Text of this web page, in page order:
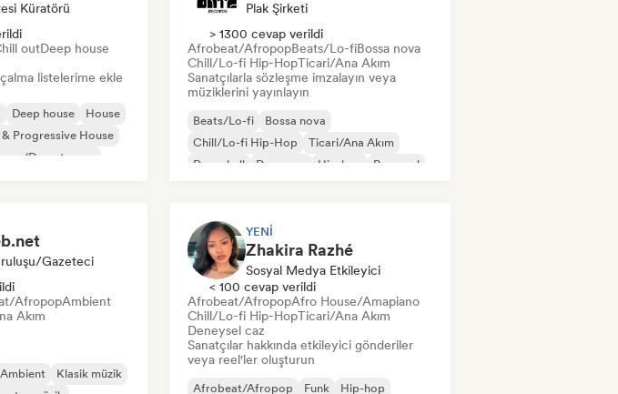
Küratörü
outDeep house
listelerime ekle
Deep house
House
Progressive House
Downtempo
Plak Şirketi
> 1300 cevap verildi
Afrobeat/AfropopBeats/Lo-fiBossa nova
Chill/Lo-fi Hip-HopTicari/Ana Akım
Sanatçılarla sözleşme imzalayın veya
müziklerini yayınlayın
Beats/Lo-fi
Bossa nova
Chill/Lo-fi Hip-Hop
Ticari/Ana Akım
Dancehall
Dans pop Hip-hop Pop soul
Gazeteci
AfropopAmbient
Akım
Ambient
Klasik müzik
YENI
Zhakira Razhé
Sosyal Medya Etkileyici
< 100 cevap verildi
Afrobeat/AfropopAfro House/Amapiano
Chill/Lo-fi Hip-HopTicari/Ana Akım
Deneysel caz
Sanatçılar hakkında etkileyici gönderiler
veya reel'ler oluşturun
Afrobeat/Afropop Funk Hip-hop